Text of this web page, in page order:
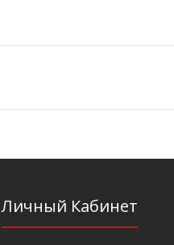
Личный Кабинет